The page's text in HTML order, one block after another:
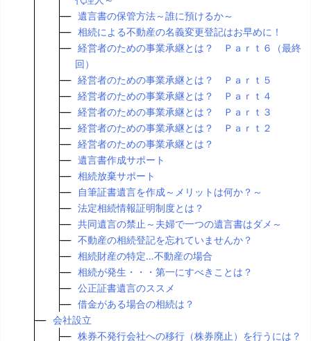
遺言書の保管方法～誰に預けるか～
相続による不動産の名義変更登記はお早めに！
経営者のための事業承継とは？ Ｐａｒｔ６（最終
回）
経営者のための事業承継とは？ Ｐａｒｔ５
経営者のための事業承継とは？ Ｐａｒｔ４
経営者のための事業承継とは？ Ｐａｒｔ３
経営者のための事業承継とは？ Ｐａｒｔ２
経営者のための事業承継とは？
遺言書作成サポート
相続放棄サポート
自筆証書遺言を作成～メリットは何か？～
法定相続情報証明制度とは？
共同遺言の禁止～夫婦で一つの遺言書はダメ～
不動産の相続登記を忘れていませんか？
相続財産の特定…不動産の場合
相続が発生・・・第一にすべきことは？
公正証書遺言のススメ
借金がある場合の相続は？
会社設立
株券不発行会社への移行（株券廃止）を行うには？